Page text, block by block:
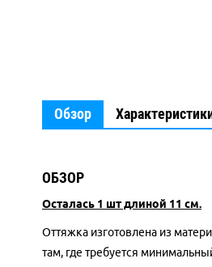
Обзор
ОБЗОР
Осталась 1 шт длиной 11 см.
Оттяжка изготовлена из
там, где требуется